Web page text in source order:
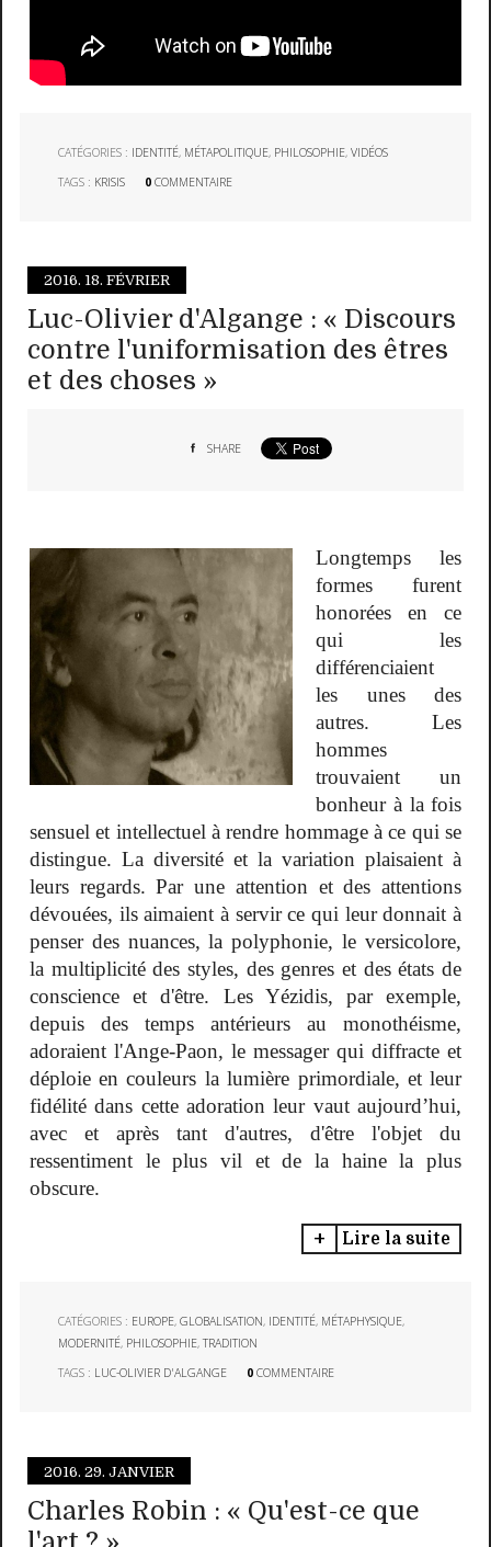
CATÉGORIES : IDENTITÉ, MÉTAPOLITIQUE, PHILOSOPHIE,VIDÉOS
TAGS : KRISIS 0 COMMENTAIRE
2016. 18. FÉVRIER
Luc-Olivier d'Algange : « Discours
contre l'uniformisation des êtres
et des choses »
SHARE
Longtemps les
formes furent
honorées en ce
qui les
différenciaient
les unes des
autres. Les
hommes
trouvaient un
bonheur à la fois
sensuel et intellectuel à rendre hommage à ce qui se
distingue. La diversité et la variation plaisaient à
leurs regards. Par une attention et des attentions
dévouées, ils aimaient à servir ce qui leur donnait à
penser des nuances, la polyphonie, le versicolore,
la multiplicité des styles, des genres et des états de
conscience et d'être. Les Yézidis, par exemple,
depuis des temps antérieurs au monothéisme,
adoraient l'Ange-Paon, le messager qui diffracte et
déploie en couleurs la lumière primordiale, et leur
fidélité dans cette adoration leur vaut aujourd’hui,
avec et après tant d'autres, d'être l'objet du
ressentiment le plus vil et de la haine la plus
obscure.
Lire la suite
CATÉGORIES : EUROPE,GLOBALISATION, IDENTITÉ, MÉTAPHYSIQUE,
MODERNITÉ, PHILOSOPHIE,TRADITION
TAGS : LUC-OLIVIER D'ALGANGE 0 COMMENTAIRE
2016. 29. JANVIER
Charles Robin : « Qu'est-ce que